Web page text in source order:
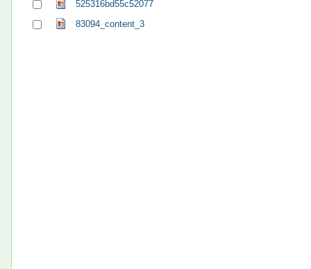
525316bd55c52077
83094_content_3